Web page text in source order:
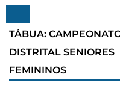
TÁBUA:
DISTRITAL SENIORES
FEMININOS